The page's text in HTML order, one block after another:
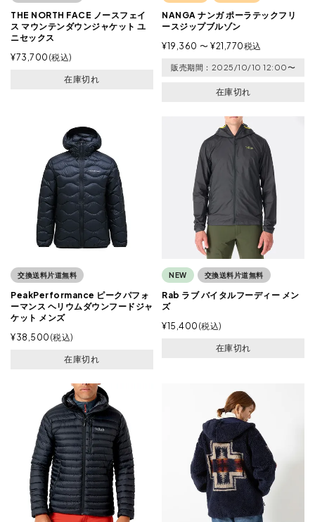
THE NORTH FACE ノースフェイ
ス マウンテンダウンジャケット ユ
ニセックス
¥73,700 税込
在庫切れ
NANGA ナンガ ポーラテックフリ
ースジップブルゾン
¥19,360 〜 ¥21,770税込
販売期間 2025/10/10 12:00 〜
在庫切れ
交換送料片道無料
PeakPerformance ピークパフォ
ーマンス ヘリウムダウンフードジャ
ケット メンズ
¥38,500 税込
在庫切れ
NEW 交換送料片道無料
Rab ラブ バイタルフーディー メン
ズ
¥15,400 税込
在庫切れ